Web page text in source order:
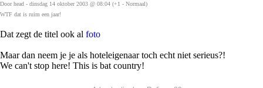
Door head - dinsdag 14 oktober 2003 @ 08:04 (+1 - Normaal)
WTF dat is ruim een jaar!
Dat zegt de titel ook al foto
Maar dan neem je je als hoteleigenaar toch echt niet serieus?!
We can't stop here! This is bat country!